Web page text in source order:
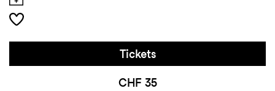
Tickets
CHF 35